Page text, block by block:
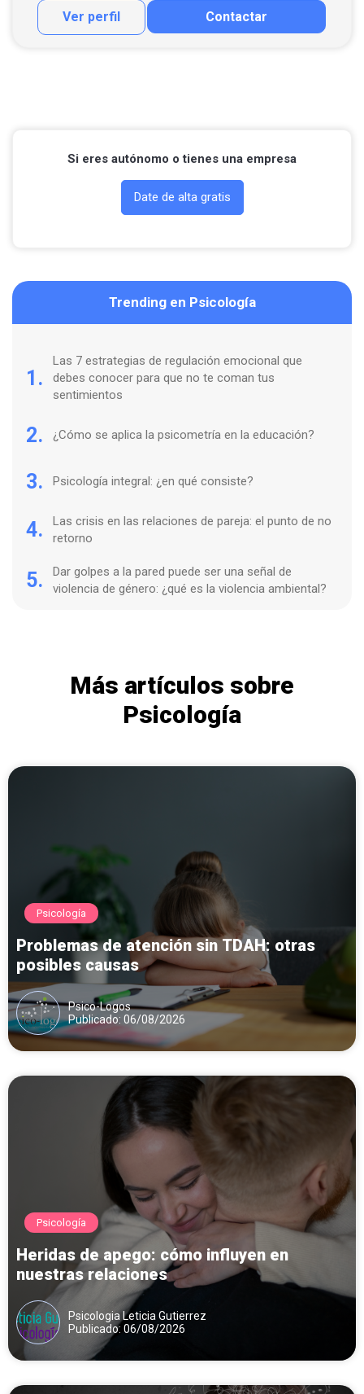
Ver perfil Contactar
Contactar por correo
Si eres autónomo o tienes una empresa
Date de alta gratis
Trending en Psicología
1.
Las 7 estrategias de regulación emocional que
debes conocer para que no te coman tus
sentimientos
2. ¿Cómo se aplica la psicometría en la educación?
3. Psicología integral: ¿en qué consiste?
4.
Las crisis en las relaciones de pareja: el punto de no
retorno
5.
Dar golpes a la pared puede ser una señal de
violencia de género: ¿qué es la violencia ambiental?
Más artículos sobre
Psicología
Psicología
Problemas de atención sin TDAH: otras
posibles causas
Psico-Logos
Publicado: 06/08/2026
Psicología
Heridas de apego: cómo influyen en
nuestras relaciones
Psicologia Leticia Gutierrez
Publicado: 06/08/2026